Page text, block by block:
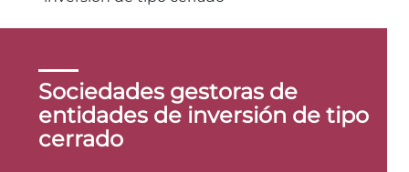
Sociedades gestoras de
entidades de inversión de tipo
cerrado